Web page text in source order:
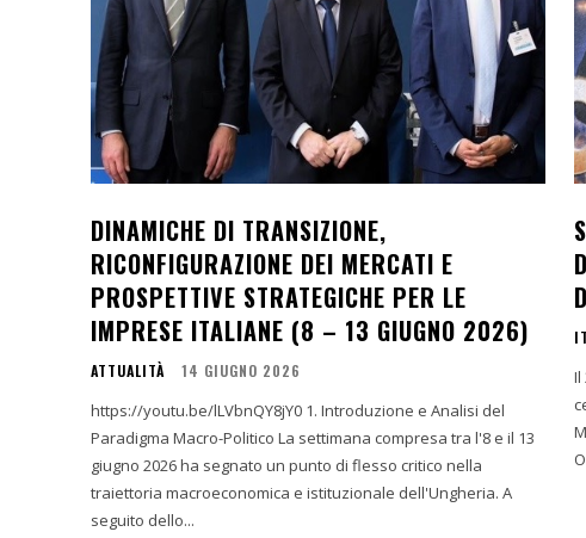
DINAMICHE DI TRANSIZIONE,
RICONFIGURAZIONE DEI MERCATI E
PROSPETTIVE STRATEGICHE PER LE
IMPRESE ITALIANE (8 – 13 GIUGNO 2026)
ATTUALITÀ 14 GIUGNO 2026
https://youtu.be/lLVbnQY8jY0 1. Introduzione e Analisi del
Paradigma Macro-Politico La settimana compresa tra l'8 e il 13
giugno 2026 ha segnato un punto di flesso critico nella
traiettoria macroeconomica e istituzionale dell'Ungheria. A
seguito dello...
Il